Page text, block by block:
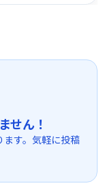
せん！
す。気軽に投稿